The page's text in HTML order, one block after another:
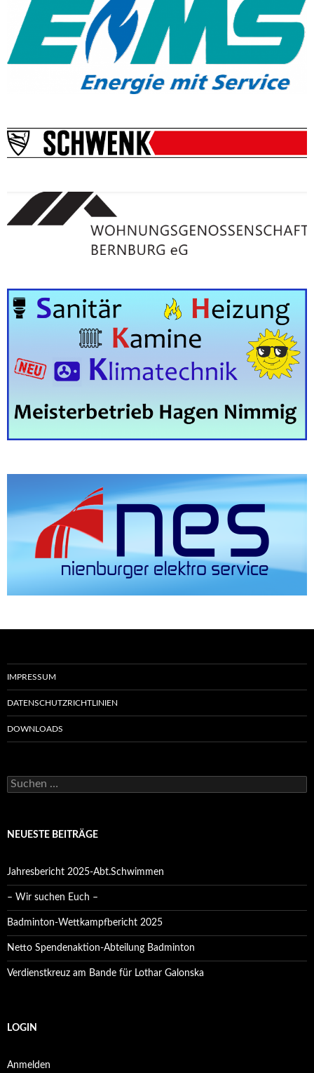
IMPRESSUM
DATENSCHUTZRICHTLINIEN
DOWNLOADS
Suchen
nach:
NEUESTE BEITRÄGE
Jahresbericht 2025-Abt.Schwimmen
– Wir suchen Euch –
Badminton-Wettkampfbericht 2025
Netto Spendenaktion-Abteilung Badminton
Verdienstkreuz am Bande für Lothar Galonska
LOGIN
Anmelden